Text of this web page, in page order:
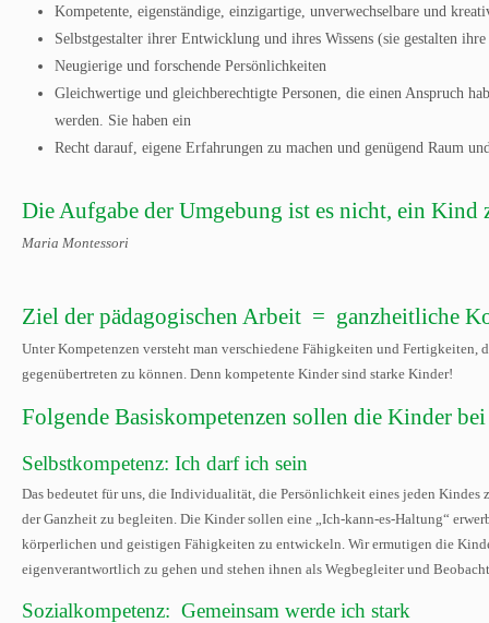
Kompetente, eigenständige, einzigartige, unverwechselbare und
Selbstgestalter ihrer Entwicklung und ihres Wissens (sie gestalten
Neugierige und forschende Persönlichkeiten
Gleichwertige und gleichberechtigte Personen, die einen Anspruch
werden. Sie haben ein
Recht darauf, eigene Erfahrungen zu machen und genügend Raum
Die Aufgabe der Umgebung ist es nicht, ein Kind
Maria Montessori
Ziel der pädagogischen Arbeit = ganzheitliche
Unter Kompetenzen versteht man verschiedene Fähigkeiten und
gegenübertreten zu können. Denn kompetente Kinder sind starke Kinder!
Folgende Basiskompetenzen sollen die Kinder
Selbstkompetenz: Ich darf ich sein
Das bedeutet für uns, die Individualität, die Persönlichkeit eines jeden Kindes
der Ganzheit zu begleiten. Die Kinder sollen eine „Ich-kann-es-Haltung“
körperlichen und geistigen Fähigkeiten zu entwickeln. Wir ermutigen die
eigenverantwortlich zu gehen und stehen ihnen als Wegbegleiter und
Sozialkompetenz: Gemeinsam werde ich stark